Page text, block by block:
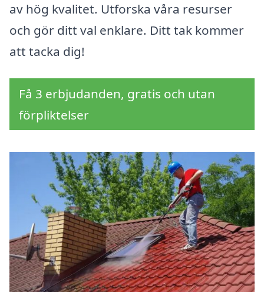
av hög kvalitet. Utforska våra resurser
och gör ditt val enklare. Ditt tak kommer
att tacka dig!
Få 3 erbjudanden, gratis och utan
förpliktelser